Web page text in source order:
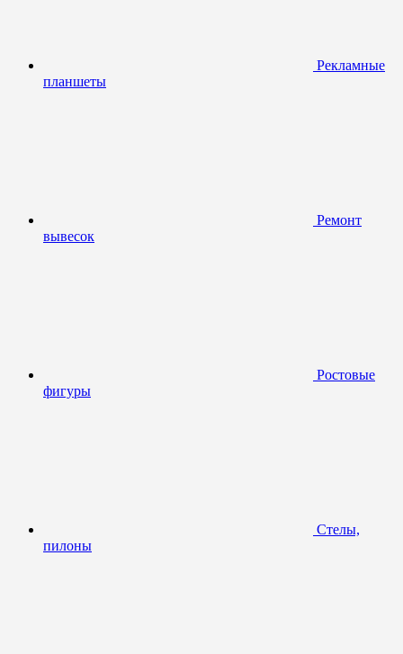
Рекламные
планшеты
Ремонт
вывесок
Ростовые
фигуры
Стелы,
пилоны